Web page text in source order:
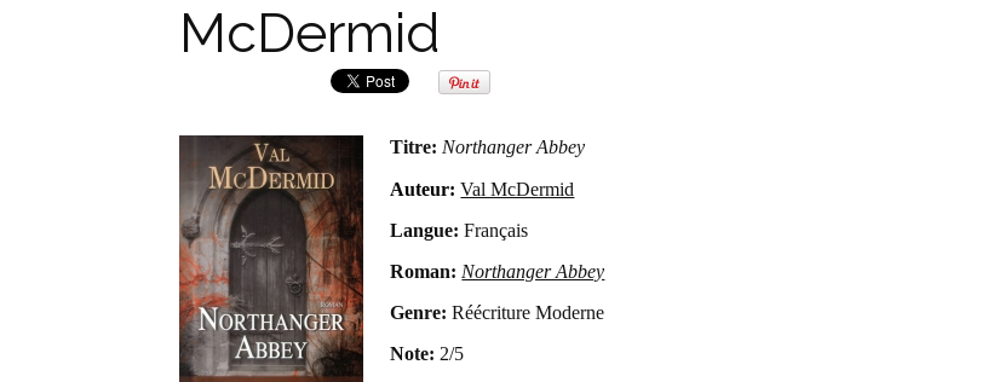
McDermid
Titre: Northanger Abbey
Auteur:Val McDermid
Langue: Français
Roman: Northanger Abbey
Genre: Réécriture Moderne
Note: 2/5